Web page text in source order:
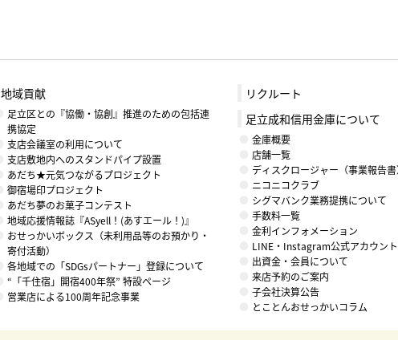
地域貢献
足立区との『協働・協創』推進のための包括連
携協定
支店会議室の利用について
支店敷地内へのスタンドパイプ設置
あだち★元気つながるプロジェクト
御宿場印プロジェクト
あだち夢のお菓子コンテスト
地域応援情報誌『ASyell！(あすエール！)』
おせっかいボックス（未利用品等のお預かり・
寄付活動）
各地域での「SDGsパートナー」登録について
“「千住宿」開宿400年祭” 特設ページ
営業店による100周年記念事業
リクルート
足立成和信用金庫について
金庫概要
店舗一覧
ディスクロージャー（事業報告
ニコニコクラブ
シグマバンク業務提携について
手数料一覧
金利インフォメーション
LINE・Instagram公式アカウン
出資金・会員について
来店予約のご案内
子会社決算公告
とことんおせっかいコラム